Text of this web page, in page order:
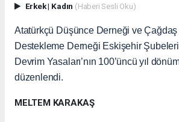
Erkek| Kadın (Haberi Sesli Oku)
Atatürkçü Düşünce Derneği ve Çağdaş
Destekleme Derneği Eskişehir Şubeleri
Devrim Yasaları’nın 100’üncü yıl
düzenlendi.
MELTEM KARAKAŞ